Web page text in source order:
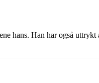
hans. Han har også uttrykt